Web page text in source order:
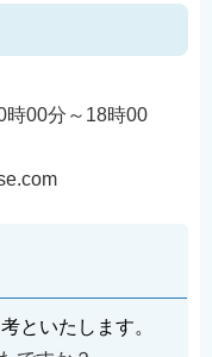
00分～18時00
といたします。